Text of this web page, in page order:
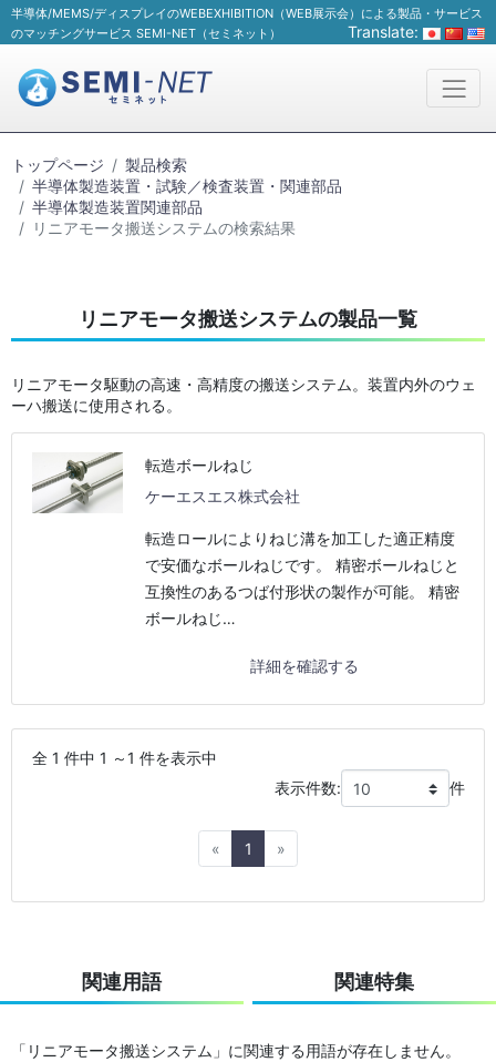
半導体/MEMS/ディスプレイのWEBEXHIBITION（WEB展示会）による製品・サービス
のマッチングサービス SEMI-NET（セミネット）
Translate:
トップページ
製品検索
半導体製造装置・試験／検査装置・関連部品
半導体製造装置関連部品
リニアモータ搬送システムの検索結果
リニアモータ搬送システムの製品一覧
リニアモータ駆動の高速・高精度の搬送システム。装置内外のウェ
ーハ搬送に使用される。
転造ボールねじ
ケーエスエス株式会社
転造ロールによりねじ溝を加工した適正精度
で安価なボールねじです。 精密ボールねじと
互換性のあるつば付形状の製作が可能。 精密
ボールねじ…
詳細を確認する
全 1 件中 1 ～1 件を表示中
表示件数:
件
« Previous
1 »Next
関連用語 関連特集
「リニアモータ搬送システム」に関連する用語が存在しません。